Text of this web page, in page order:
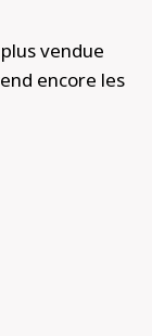
vendue
encore les